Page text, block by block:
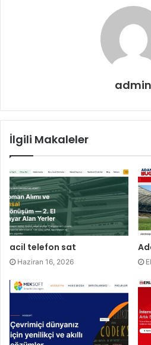
admin
İlgili Makaleler
acil telefon sat
Haziran 16, 2026